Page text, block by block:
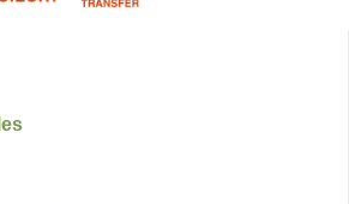
(Pineta) cantidad